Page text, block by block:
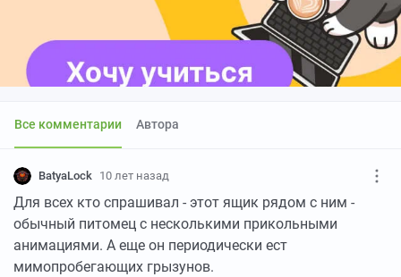
Все комментарии Автора
BatyaLock 10 лет назад
Для всех кто спрашивал - этот ящик рядом с ним -
обычный питомец с несколькими прикольными
анимациями. А еще он периодически ест
мимопробегающих грызунов.